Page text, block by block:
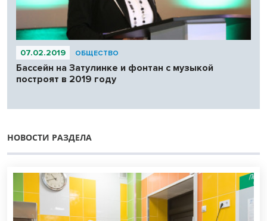
07.02.2019 ОБЩЕСТВО
Бассейн на Затулинке и фонтан с музыкой
построят в 2019 году
НОВОСТИ РАЗДЕЛА